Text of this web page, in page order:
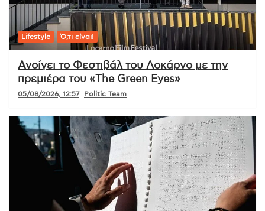
Lifestyle Ό,τι είναι!
Ανοίγει το Φεστιβάλ του Λοκάρνο με την
πρεμιέρα του «The Green Eyes»
05/08/2026, 12:57 Politic Team